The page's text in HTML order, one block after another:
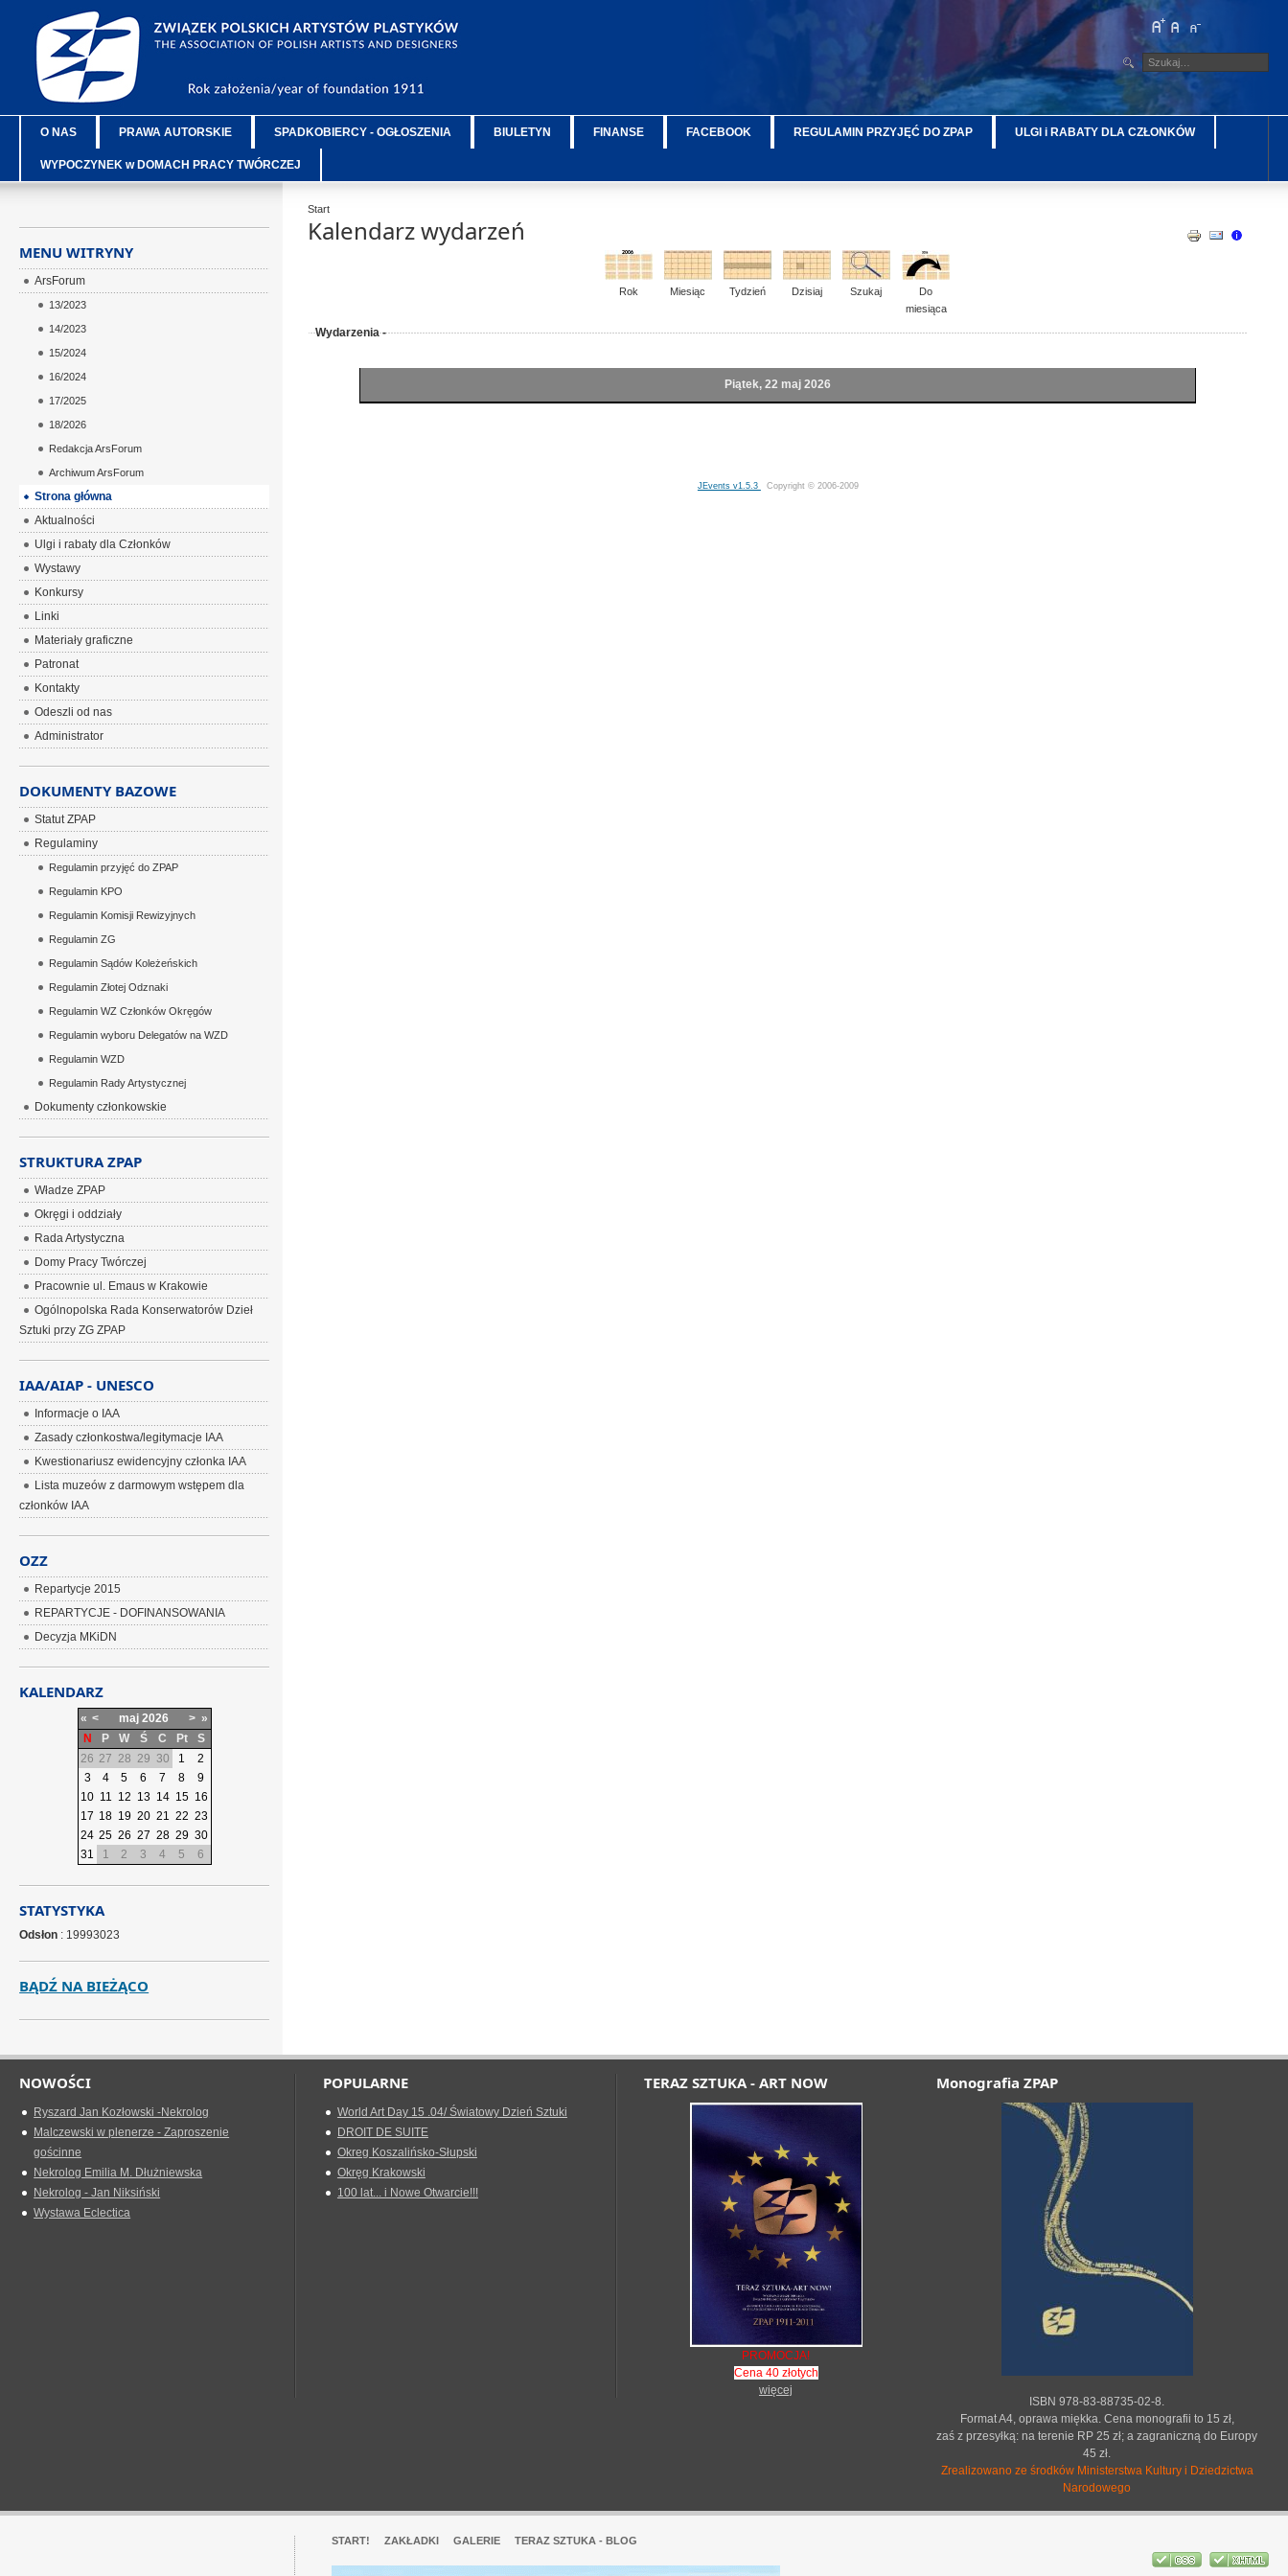
O NAS PRAWA AUTORSKIE SPADKOBIERCY - OGŁOSZENIA BIULETYN FINANSE FACEBOOK REGULAMIN PRZYJĘĆ DO ZPAP ULGI i RABATY DLA CZŁONKÓW
WYPOCZYNEK w DOMACH PRACY TWÓRCZEJ
Start
Kalendarz wydarzeń
Rok Miesiąc Tydzień Dzisiaj Szukaj
Do
miesiąca
Wydarzenia -
Piątek, 22 maj 2026
JEvents v1.5.3 Copyright © 2006-2009
MENU WITRYNY
ArsForum
13/2023
14/2023
15/2024
16/2024
17/2025
18/2026
Redakcja ArsForum
Archiwum ArsForum
Strona główna
Aktualności
Ulgi i rabaty dla Członków
Wystawy
Konkursy
Linki
Materiały graficzne
Patronat
Kontakty
Odeszli od nas
Administrator
DOKUMENTY BAZOWE
Statut ZPAP
Regulaminy
Regulamin przyjęć do ZPAP
Regulamin KPO
Regulamin Komisji Rewizyjnych
Regulamin ZG
Regulamin Sądów Koleżeńskich
Regulamin Złotej Odznaki
Regulamin WZ Członków Okręgów
Regulamin wyboru Delegatów na WZD
Regulamin WZD
Regulamin Rady Artystycznej
Dokumenty członkowskie
STRUKTURA ZPAP
Władze ZPAP
Okręgi i oddziały
Rada Artystyczna
Domy Pracy Twórczej
Pracownie ul. Emaus w Krakowie
Ogólnopolska Rada Konserwatorów Dzieł
Sztuki przy ZG ZPAP
IAA/AIAP - UNESCO
Informacje o IAA
Zasady członkostwa/legitymacje IAA
Kwestionariusz ewidencyjny członka IAA
Lista muzeów z darmowym wstępem dla
członków IAA
OZZ
Repartycje 2015
REPARTYCJE - DOFINANSOWANIA
Decyzja MKiDN
KALENDARZ
« < maj 2026 > »
N
P W Ś C Pt
S
26 27 28 29 30 1
2
3
4 5 6 7 8
9
10 11 12 13 14 15 16
17 18 19 20 21 22 23
24 25 26 27 28 29 30
31
1 2 3 4 5 6
STATYSTYKA
Odsłon : 19993023
BĄDŹ NA BIEŻĄCO
NOWOŚCI
Ryszard Jan Kozłowski -Nekrolog
Malczewski w plenerze - Zaproszenie
gościnne
Nekrolog Emilia M. Dłużniewska
Nekrolog - Jan Niksiński
Wystawa Eclectica
POPULARNE
World Art Day 15 .04/ Światowy Dzień Sztuki
DROIT DE SUITE
Okreg Koszalińsko-Słupski
Okręg Krakowski
100 lat... i Nowe Otwarcie!!!
TERAZ SZTUKA - ART NOW
PROMOCJA!
Cena 40 złotych
więcej
Monografia ZPAP
ISBN 978-83-88735-02-8.
Format A4, oprawa miękka. Cena monografii to 15 zł,
zaś z przesyłką: na terenie RP 25 zł; a zagraniczną do Europy
45 zł.
Zrealizowano ze środków Ministerstwa Kultury i Dziedzictwa
Narodowego
START! ZAKŁADKI GALERIE TERAZ SZTUKA - BLOG